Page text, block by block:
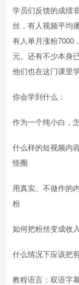
学员们反馈的成绩
丝，有人视频平均
有人单月涨粉7000
元。还有不少本身
他们也在这门课里
你会学到什么：
作为一个纯小白，
什么样的短视频内
怪圈
用真实、不做作的
粉
如何把粉丝变成收
什么情况下应该把
教程语言：双语字